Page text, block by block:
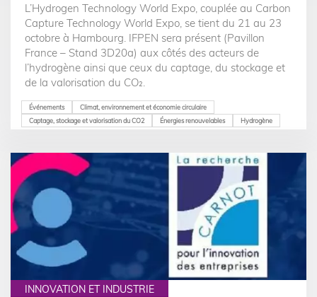
L’Hydrogen Technology World Expo, couplée au Carbon
Capture Technology World Expo, se tient du 21 au 23
octobre à Hambourg. IFPEN sera présent (Pavillon
France – Stand 3D20a) aux côtés des acteurs de
l’hydrogène ainsi que ceux du captage, du stockage et
de la valorisation du CO₂.
Événements
Climat, environnement et économie circulaire
Captage, stockage et valorisation du CO2
Énergies renouvelables Hydrogène
INNOVATION ET INDUSTRIE